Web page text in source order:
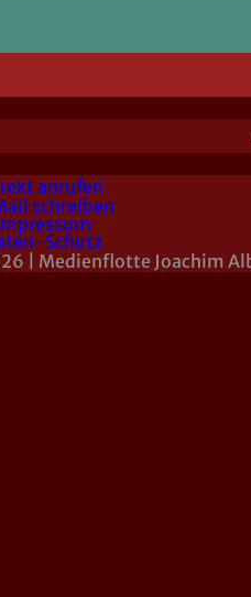
anrufen
schreiben
Schutz
| Medienflotte Joachim